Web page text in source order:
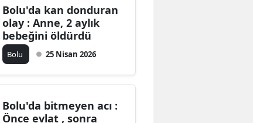
Bolu'da kan donduran
olay : Anne, 2 aylık
bebeğini öldürdü
Bolu 25 Nisan 2026
Bolu'da bitmeyen acı :
Önce evlat , sonra